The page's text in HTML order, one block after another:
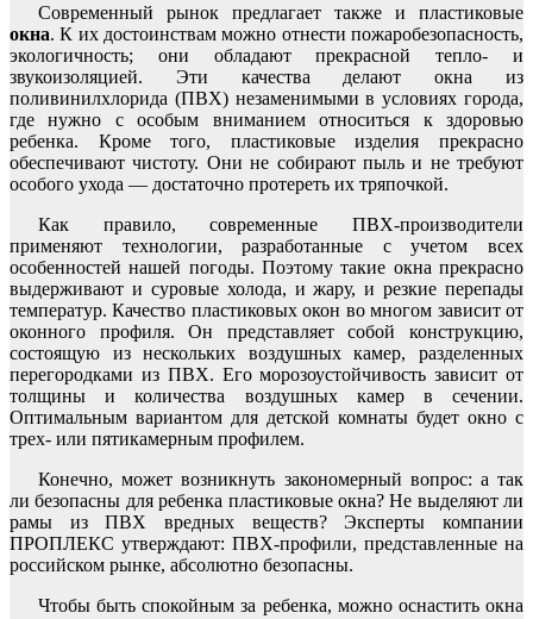
Современный рынок предлагает также и пластиковые
окна. К их достоинствам можно отнести пожаробезопасность,
экологичность; они обладают прекрасной тепло- и
звукоизоляцией. Эти качества делают окна из
поливинилхлорида (ПВХ) незаменимыми в условиях города,
где нужно с особым вниманием относиться к здоровью
ребенка. Кроме того, пластиковые изделия прекрасно
обеспечивают чистоту. Они не собирают пыль и не требуют
особого ухода — достаточно протереть их тряпочкой.
Как правило, современные ПВХ-производители
применяют технологии, разработанные с учетом всех
особенностей нашей погоды. Поэтому такие окна прекрасно
выдерживают и суровые холода, и жару, и резкие перепады
температур. Качество пластиковых окон во многом зависит от
оконного профиля. Он представляет собой конструкцию,
состоящую из нескольких воздушных камер, разделенных
перегородками из ПВХ. Его морозоустойчивость зависит от
толщины и количества воздушных камер в сечении.
Оптимальным вариантом для детской комнаты будет окно с
трех- или пятикамерным профилем.
Конечно, может возникнуть закономерный вопрос: а так
ли безопасны для ребенка пластиковые окна? Не выделяют ли
рамы из ПВХ вредных веществ? Эксперты компании
ПРОПЛЕКС утверждают: ПВХ-профили, представленные на
российском рынке, абсолютно безопасны.
Чтобы быть спокойным за ребенка, можно оснастить окна